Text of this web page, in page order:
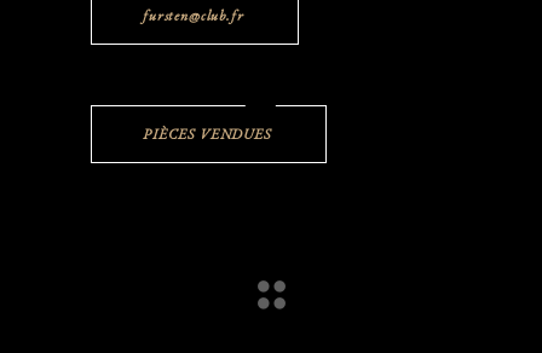
fursten@club.fr
PIÈCES VENDUES